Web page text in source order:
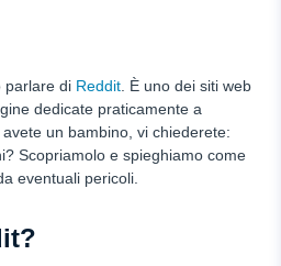
parlare di Reddit . È uno dei siti web
dedicate praticamente a
un bambino, vi chiederete:
Scopriamolo e spieghiamo come
eventuali pericoli.
su Reddit: 4 consigli per i